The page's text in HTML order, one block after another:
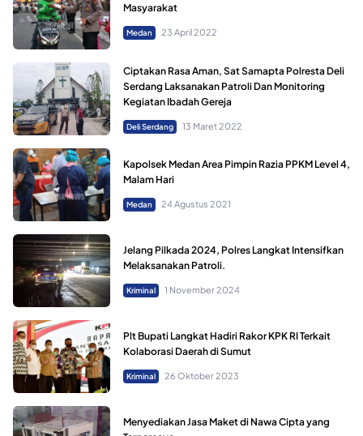
Masyarakat
Medan 23 April 2022
Ciptakan Rasa Aman, Sat Samapta Polresta Deli
Serdang Laksanakan Patroli Dan Monitoring
Kegiatan Ibadah Gereja
Deli Serdang 13 Maret 2022
Kapolsek Medan Area Pimpin Razia PPKM Level 4,
Malam Hari
Medan 24 Agustus 2021
Jelang Pilkada 2024, Polres Langkat Intensifkan
Melaksanakan Patroli.
Kriminal 1 November 2024
Plt Bupati Langkat Hadiri Rakor KPK RI Terkait
Kolaborasi Daerah di Sumut
Kriminal 26 Oktober 2023
Menyediakan Jasa Maket di Nawa Cipta yang